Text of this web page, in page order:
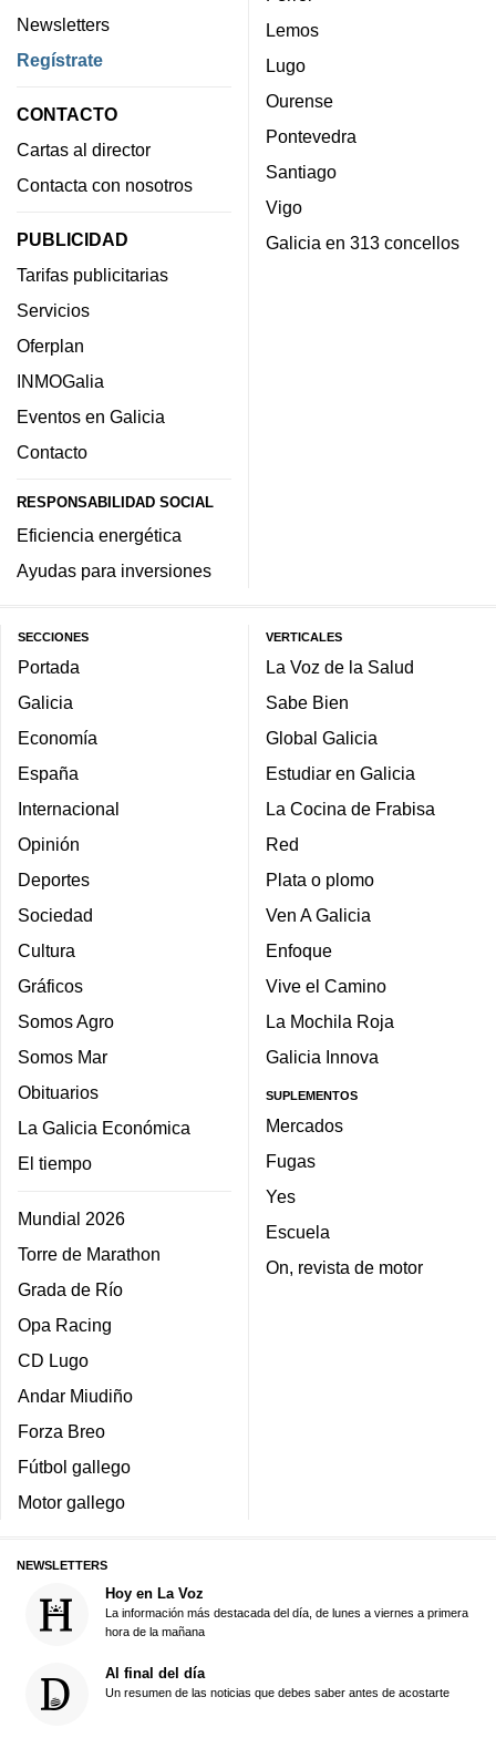
Newsletters
Regístrate
CONTACTO
Cartas al director
Contacta con nosotros
PUBLICIDAD
Tarifas publicitarias
Servicios
Oferplan
INMOGalia
Eventos en Galicia
Contacto
RESPONSABILIDAD SOCIAL
Eficiencia energética
Ayudas para inversiones
Lemos
Lugo
Ourense
Pontevedra
Santiago
Vigo
Galicia en 313 concellos
SECCIONES
Portada
Galicia
Economía
España
Internacional
Opinión
Deportes
Sociedad
Cultura
Gráficos
Somos Agro
Somos Mar
Obituarios
La Galicia Económica
El tiempo
Mundial 2026
Torre de Marathon
Grada de Río
Opa Racing
CD Lugo
Andar Miudiño
Forza Breo
Fútbol gallego
Motor gallego
VERTICALES
La Voz de la Salud
Sabe Bien
Global Galicia
Estudiar en Galicia
La Cocina de Frabisa
Red
Plata o plomo
Ven A Galicia
Enfoque
Vive el Camino
La Mochila Roja
Galicia Innova
SUPLEMENTOS
Mercados
Fugas
Yes
Escuela
On, revista de motor
NEWSLETTERS
Hoy en La Voz
La información más destacada del día, de lunes a viernes a primera
hora de la mañana
Al final del día
Un resumen de las noticias que debes saber antes de acostarte